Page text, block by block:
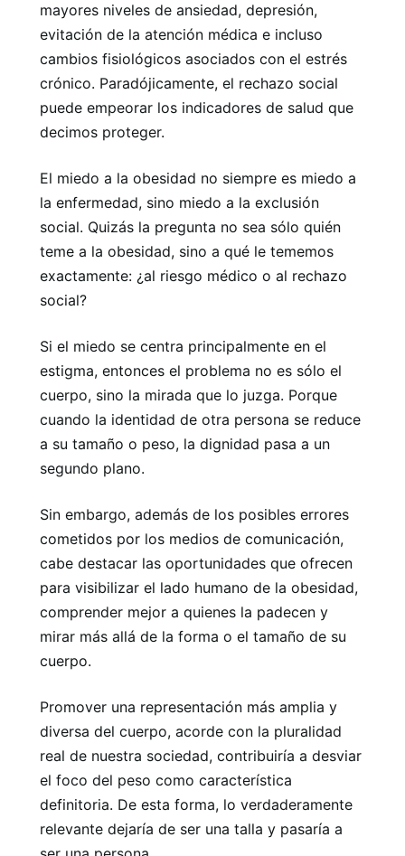
mayores niveles de ansiedad, depresión,
evitación de la atención médica e incluso
cambios fisiológicos asociados con el estrés
crónico. Paradójicamente, el rechazo social
puede empeorar los indicadores de salud que
decimos proteger.
El miedo a la obesidad no siempre es miedo a
la enfermedad, sino miedo a la exclusión
social. Quizás la pregunta no sea sólo quién
teme a la obesidad, sino a qué le tememos
exactamente: ¿al riesgo médico o al rechazo
social?
Si el miedo se centra principalmente en el
estigma, entonces el problema no es sólo el
cuerpo, sino la mirada que lo juzga. Porque
cuando la identidad de otra persona se reduce
a su tamaño o peso, la dignidad pasa a un
segundo plano.
Sin embargo, además de los posibles errores
cometidos por los medios de comunicación,
cabe destacar las oportunidades que ofrecen
para visibilizar el lado humano de la obesidad,
comprender mejor a quienes la padecen y
mirar más allá de la forma o el tamaño de su
cuerpo.
Promover una representación más amplia y
diversa del cuerpo, acorde con la pluralidad
real de nuestra sociedad, contribuiría a desviar
el foco del peso como característica
definitoria. De esta forma, lo verdaderamente
relevante dejaría de ser una talla y pasaría a